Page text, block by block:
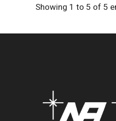
Showing 1 to 5 of 5